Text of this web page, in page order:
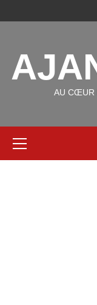
au
AU CŒUR
principal